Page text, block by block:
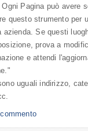
Ogni Pagina può avere
questo strumento per
azienda. Se questi
prova a
e attendi
uguali indirizzo,